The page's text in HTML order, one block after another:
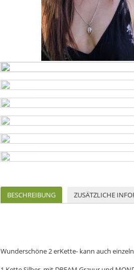
BESCHREIBUNG ZUSÄTZLICHE
Wunderschöne 2 erKette- kann auch